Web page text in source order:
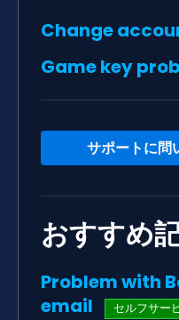
Change
Game key
サポートに問
おすすめ
Problem with
email
セルフサー